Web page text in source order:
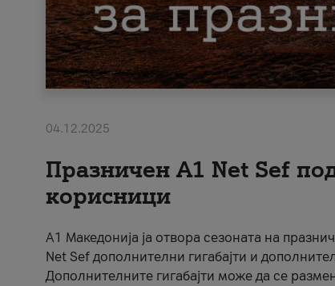
04.12.2025
Празничен A1 Net Sеf
корисници
А1 Македонија ја отвора сезоната на
Net Sef дополнителни гигабајти и
Дополнителните гигабајти може да се